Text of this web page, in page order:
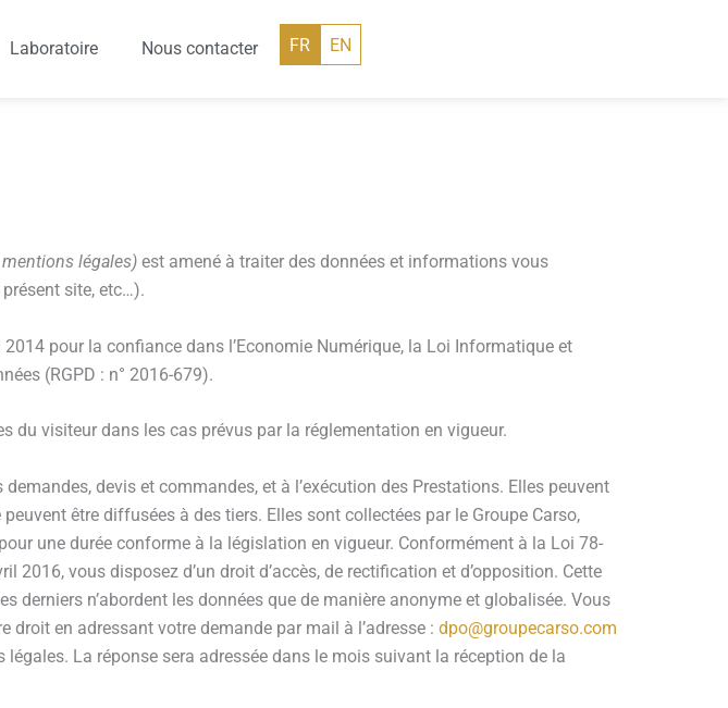
Laboratoire Nous contacter FR EN
mentions légales) est amené à traiter des données et informations vous
site, etc…).
pour la confiance dans l’Economie Numérique, la Loi Informatique et
(RGPD : n° 2016-679).
du visiteur dans les cas prévus par la réglementation en vigueur.
devis et commandes, et à l’exécution des Prestations. Elles peuvent
être diffusées à des tiers. Elles sont collectées par le Groupe Carso,
une durée conforme à la législation en vigueur. Conformément à la Loi 78-
vous disposez d’un droit d’accès, de rectification et d’opposition. Cette
n’abordent les données que de manière anonyme et globalisée. Vous
droit en adressant votre demande par mail à l’adresse : dpo@groupecarso.com
La réponse sera adressée dans le mois suivant la réception de la